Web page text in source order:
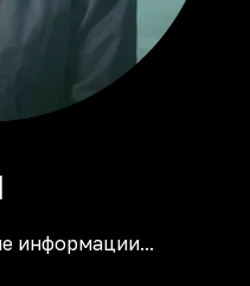
информации...